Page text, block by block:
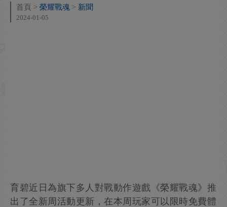
首頁 榮耀戰魂 新聞
2024-01-05
育碧近日為旗下多人對戰動作遊戲《榮耀戰魂》推
出了全新周活動更新，在本周玩家可以限時免費體